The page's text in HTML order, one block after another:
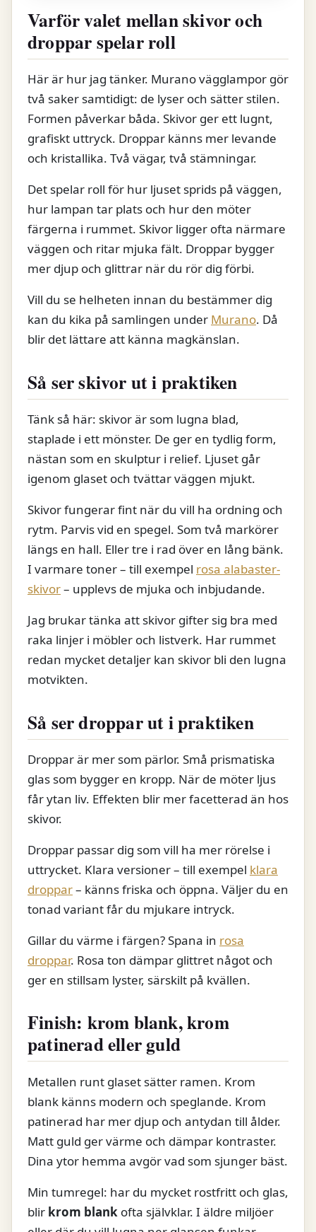
Varför valet mellan skivor och
droppar spelar roll
Här är hur jag tänker. Murano vägglampor gör
två saker samtidigt: de lyser och sätter stilen.
Formen påverkar båda. Skivor ger ett lugnt,
grafiskt uttryck. Droppar känns mer levande
och kristallika. Två vägar, två stämningar.
Det spelar roll för hur ljuset sprids på väggen,
hur lampan tar plats och hur den möter
färgerna i rummet. Skivor ligger ofta närmare
väggen och ritar mjuka fält. Droppar bygger
mer djup och glittrar när du rör dig förbi.
Vill du se helheten innan du bestämmer dig
kan du kika på samlingen under Murano. Då
blir det lättare att känna magkänslan.
Så ser skivor ut i praktiken
Tänk så här: skivor är som lugna blad,
staplade i ett mönster. De ger en tydlig form,
nästan som en skulptur i relief. Ljuset går
igenom glaset och tvättar väggen mjukt.
Skivor fungerar fint när du vill ha ordning och
rytm. Parvis vid en spegel. Som två markörer
längs en hall. Eller tre i rad över en lång bänk.
I varmare toner – till exempel rosa alabaster-
skivor– upplevs de mjuka och inbjudande.
Jag brukar tänka att skivor gifter sig bra med
raka linjer i möbler och listverk. Har rummet
redan mycket detaljer kan skivor bli den lugna
motvikten.
Så ser droppar ut i praktiken
Droppar är mer som pärlor. Små prismatiska
glas som bygger en kropp. När de möter ljus
får ytan liv. Effekten blir mer facetterad än hos
skivor.
Droppar passar dig som vill ha mer rörelse i
uttrycket. Klara versioner – till exempel klara
droppar– känns friska och öppna. Väljer du en
tonad variant får du mjukare intryck.
Gillar du värme i färgen? Spana in rosa
droppar. Rosa ton dämpar glittret något och
ger en stillsam lyster, särskilt på kvällen.
Finish: krom blank, krom
patinerad eller guld
Metallen runt glaset sätter ramen. Krom
blank känns modern och speglande. Krom
patinerad har mer djup och antydan till ålder.
Matt guld ger värme och dämpar kontraster.
Dina ytor hemma avgör vad som sjunger bäst.
Min tumregel: har du mycket rostfritt och glas,
blir krom blank ofta självklar. I äldre miljöer